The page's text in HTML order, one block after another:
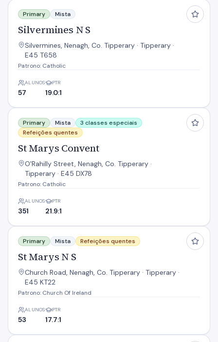
Silvermines N S
Primary Mista
Silvermines N S
Silvermines, Nenagh, Co. Tipperary · Tipperary ·
E45 T658
Patrono: Catholic
ALUNOS
57
PTR
19.0:1
St Marys Convent
Primary Mista
3 classes especiais
Refeições quentes
St Marys Convent
O'Rahilly Street, Nenagh, Co. Tipperary ·
Tipperary · E45 DX78
Patrono: Catholic
ALUNOS
351
PTR
21.9:1
St Marys N S
Primary Mista Refeições quentes
St Marys N S
Church Road, Nenagh, Co. Tipperary · Tipperary ·
E45 KT22
Patrono: Church Of Ireland
ALUNOS
53
PTR
17.7:1
Templederry N.S.